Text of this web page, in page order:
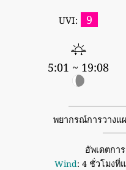
UVI: 9
5:01 ~ 19:08
พยากรณ์การวางแ
อัพเดตกา
Wind: 4 ชั่วโมงที่